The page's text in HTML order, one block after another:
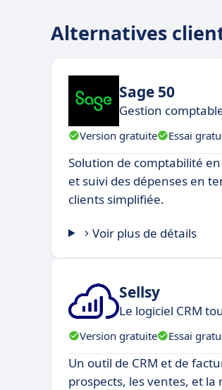
Alternatives
Sage 50
Gestion
Version gratuite Essai
Solution de comptabilité
et suivi des dépenses en
clients simplifiée.
Voir plus de détails
Sellsy
Le logiciel CRM
Version gratuite Essai
Un outil de CRM et de
prospects, les ventes, et